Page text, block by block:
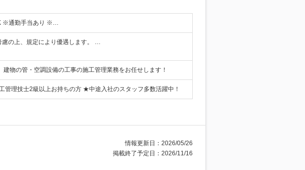
※通勤手当あり ※…
の上、規定により優遇します。 …
物の管・空調設備の工事の施工管理業務をお任せします！
理技士2級以上お持ちの方 ★中途入社のスタッフ多数活躍中！
情報更新日：2026/05/26
掲載終了予定日：2026/11/16